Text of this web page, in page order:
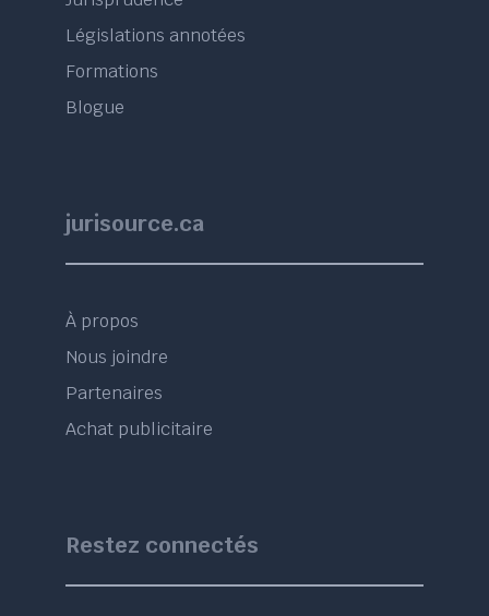
Législations annotées
Formations
Blogue
jurisource.ca
À propos
Nous joindre
Partenaires
Achat publicitaire
Restez connectés